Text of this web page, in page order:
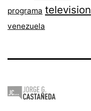
programa television
venezuela